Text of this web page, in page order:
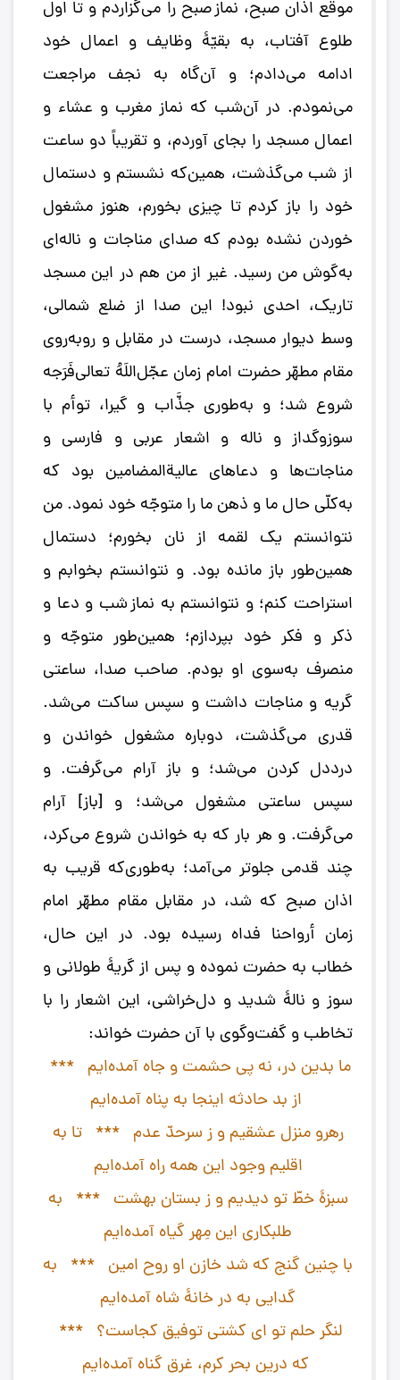
موقع اذان صبح، نماز صبح را می‌گزاردم و تا اول
طلوع آفتاب، به بقیّۀ وظایف و اعمال خود
ادامه می‌دادم؛ و آن‌گاه به نجف مراجعت
می‌نمودم. در آن‌شب که نماز مغرب و عشاء و
اعمال مسجد را بجای آوردم، و تقریباً دو ساعت
از شب می‌گذشت، همین‌که نشستم و دستمال
خود را باز کردم تا چیزی بخورم، هنوز مشغول
خوردن نشده بودم که صدای مناجات و ناله‌ای
به‌گوش من رسید. غیر از من هم در این مسجد
تاریک، احدی نبود! این صدا از ضلع شمالی،
وسط دیوار مسجد، درست در مقابل و روبه‌روی
مقام مطهّر حضرت امام زمان عجّل‌اللَهُ تعالی‌فَرَجه
شروع شد؛ و به‌طوری جذَّاب و گیرا، توأم با
سوزوگداز و ناله و اشعار عربی و فارسی و
مناجات‌ها و دعاهای عالیةالمضامین بود که
به‌کلّی حال ما و ذهن ما را متوجّه خود نمود. من
نتوانستم یک لقمه از نان بخورم؛ دستمال
همین‌طور باز مانده بود. و نتوانستم بخوابم و
استراحت کنم؛ و نتوانستم به نماز شب و دعا و
ذکر و فکر خود بپردازم؛ همین‌طور متوجّه و
منصرف به‌سوی او بودم. صاحب صدا، ساعتی
گریه و مناجات داشت و سپس ساکت می‌شد.
قدری می‌گذشت، دوباره مشغول خواندن و
درددل کردن می‌شد؛ و باز آرام می‌گرفت. و
سپس ساعتی مشغول می‌شد؛ و [باز] آرام
می‌گرفت. و هر بار که به خواندن شروع می‌کرد،
چند قدمی جلوتر می‌آمد؛ به‌طوری‌که قریب به
اذان صبح که شد، در مقابل مقام مطهّر امام
زمان أرواحنا فداه رسیده بود. در این حال،
خطاب به حضرت نموده و پس از گریۀ طولانی و
سوز و نالۀ شدید و دل‌خراشی، این اشعار را با
تخاطب و گفت‌وگوی با آن حضرت خواند:
ما بدین در، نه پی حشمت و جاه آمده‌ایم‌ ***
از بد حادثه اینجا به پناه آمده‌ایم‌
رهرو منزل عشقیم و ز سرحدّ عدم‌ *** تا به
اقلیم وجود این همه راه آمده‌ایم‌
سبزۀ خطّ تو دیدیم و ز بستان بهشت‌ *** به
طلبکاری این مِهر گیاه آمده‌ایم‌
با چنین گنج که شد خازن او روح امین‌ *** به
گدایی به در خانۀ شاه آمده‌ایم‌
لنگر حلم تو ای کشتی توفیق کجاست؟‌ ***
که درین بحر کرم، غرق گناه آمده‌ایم‌